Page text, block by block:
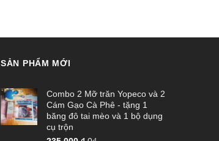
SẢN PHẨM MỚI
Combo 2 Mỡ trăn Yopeco và 2
Cám Gạo Cà Phê - tặng 1
băng đô tai mèo và 1 bộ dụng
cụ trộn